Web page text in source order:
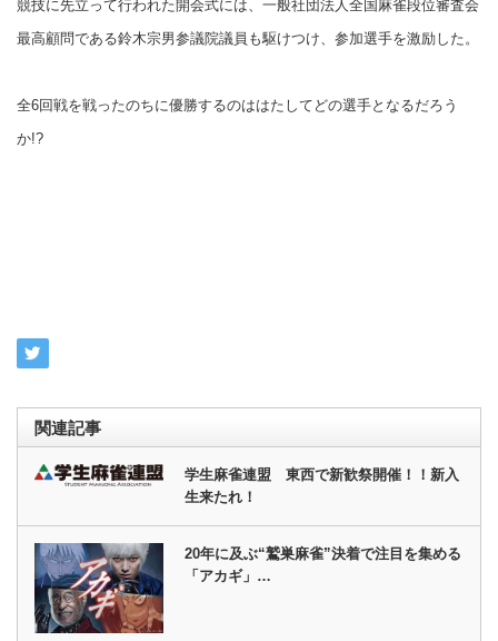
競技に先立って行われた開会式には、一般社団法人全国麻雀段位審査会
最高顧問である鈴木宗男参議院議員も駆けつけ、参加選手を激励した。
全6回戦を戦ったのちに優勝するのははたしてどの選手となるだろう
か!?
関連記事
学生麻雀連盟 東西で新歓祭開催！！新入
生来たれ！
20年に及ぶ“鷲巣麻雀”決着で注目を集める
「アカギ」…